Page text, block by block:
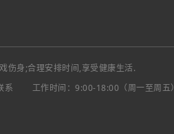
伤身;合理安排时间,享受健康生活.
系
工作时间：9:00-18:00（周一至周五）